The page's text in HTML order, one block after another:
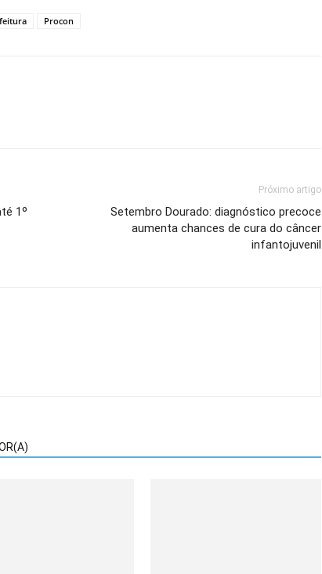
Procon
1º
Próximo artigo
Setembro Dourado: diagnóstico precoce
aumenta chances de cura do câncer
infantojuvenil